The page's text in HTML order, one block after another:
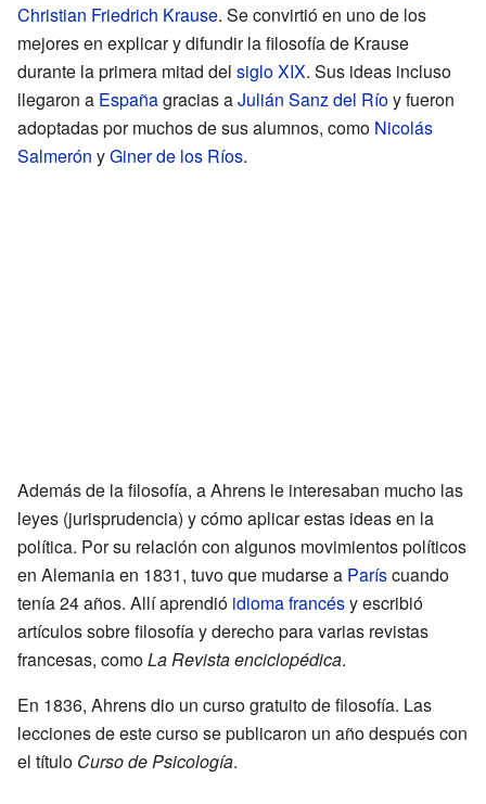
Christian Friedrich Krause. Se convirtió en uno de los
mejores en explicar y difundir la filosofía de Krause
durante la primera mitad del siglo XIX. Sus ideas incluso
llegaron a Españagracias aJulián Sanz del Ríoy fueron
adoptadas por muchos de sus alumnos, como Nicolás
Salmerón yGiner de los Ríos.
Además de la filosofía, a Ahrens le interesaban mucho las
leyes (jurisprudencia) y cómo aplicar estas ideas en la
política. Por su relación con algunos movimientos políticos
en Alemania en 1831, tuvo que mudarse a Paríscuando
tenía 24 años. Allí aprendió idioma francésy escribió
artículos sobre filosofía y derecho para varias revistas
francesas, comoLa Revista enciclopédica.
En 1836, Ahrens dio un curso gratuito de filosofía. Las
lecciones de este curso se publicaron un año después con
el título Curso de Psicología.